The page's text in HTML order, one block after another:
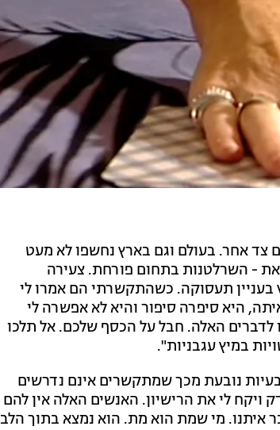
אחר. בעולם וגם בארץ נחשפו לא מעט
- השרלטנות בתחום פורחת. צעירה
לחדשות 13: "רציתי להתייעץ בעניין תעסוקה. כשהתקשרתי הם אמרו לי
שיחת טלפון איתה, היא סיפרה סיפור והיא לא אפשרה לי
לדברים האלה. חבל על הכסף שלכם. אל תלכו
במיץ עגבניות".
נובעת מכך שמתקשרים אינם נדרשים
ויקח לי את הרישיון. האנשים האלה אין להם
איתנו. מי שמת הוא מת. הוא נמצא בתוך הלב